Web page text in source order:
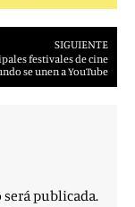
SIGUIENTE
festivales de cine
se unen a YouTube
publicada.